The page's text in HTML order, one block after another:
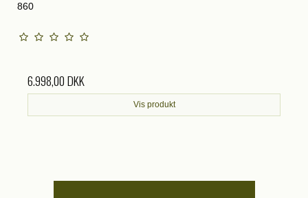
860
6.998,00 DKK
Vis produkt